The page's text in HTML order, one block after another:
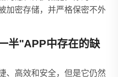
加密存储，并严格保密不外
半"APP中存在的缺
、高效和安全，但是它仍然